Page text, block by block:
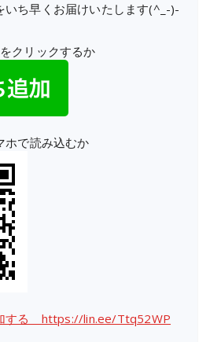
いち早くお届けいたします(^_-)-
クリックするか
ホで読み込むか
する https://lin.ee/Ttq52WP